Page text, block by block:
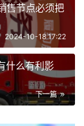
售节点必须把
2024-10-18 17:22
什么有利影
下一篇